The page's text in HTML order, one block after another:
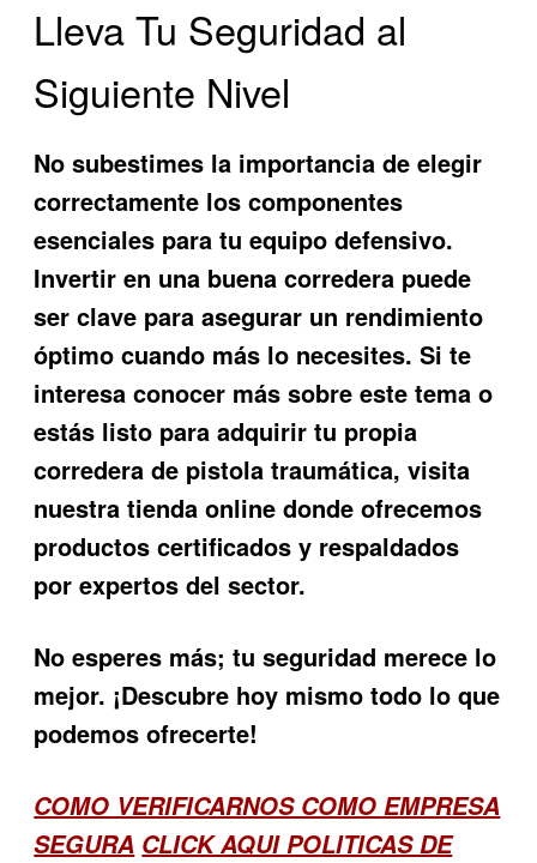
Lleva Tu Seguridad al
Siguiente Nivel
No subestimes la importancia de elegir
correctamente los componentes
esenciales para tu equipo defensivo.
Invertir en una buena corredera puede
ser clave para asegurar un rendimiento
óptimo cuando más lo necesites. Si te
interesa conocer más sobre este tema o
estás listo para adquirir tu propia
corredera de pistola traumática, visita
nuestra tienda online donde ofrecemos
productos certificados y respaldados
por expertos del sector.
No esperes más; tu seguridad merece lo
mejor. ¡Descubre hoy mismo todo lo que
podemos ofrecerte!
COMO VERIFICARNOS COMO EMPRESA
SEGURA CLICK AQUI POLITICAS DE